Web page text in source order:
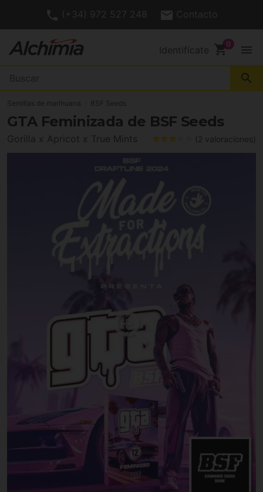
(+34) 972 527 248 Contacto
Identifícate shopping_cart menu
search
Semillas de marihuana BSF Seeds
GTA Feminizada de BSF Seeds
Gorilla x Apricot x True Mints (2 valoraciones)